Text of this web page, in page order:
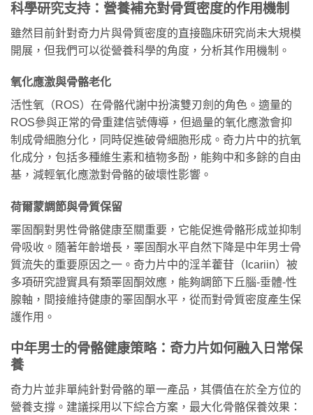
科學研究支持：營養補充對骨質密度的作用機制
雖然目前針對奇力片與骨質密度的直接臨床研究尚未大規模
開展，但我們可以從營養科學的角度，分析其作用機制。
氧化應激與骨骼老化
活性氧（ROS）在骨骼代謝中扮演雙刃劍的角色。適量的
ROS參與正常的骨重建信號傳導，但過量的氧化應激會抑
制成骨細胞分化，同時促進破骨細胞形成。奇力片中的抗氧
化成分，包括多種維生素和植物多酚，能夠中和多餘的自由
基，減輕氧化應激對骨骼的破壞性影響。
荷爾蒙調節與骨質保留
睪固酮對男性骨骼健康至關重要，它能促進骨骼形成並抑制
骨吸收。隨著年齡增長，睪固酮水平自然下降是中年男士骨
質流失的重要原因之一。奇力片中的淫羊藿苷（Icariin）被
多項研究證實具有類睪固酮效應，能夠調節下丘腦-垂體-性
腺軸，間接維持健康的睪固酮水平，從而對骨質密度產生保
護作用。
中年男士的骨骼健康策略：奇力片如何融入日常保
養
奇力片並非單純針對骨骼的單一產品，其價值在於全方位的
營養支撐。建議採用以下綜合方案，最大化骨骼保養效果：